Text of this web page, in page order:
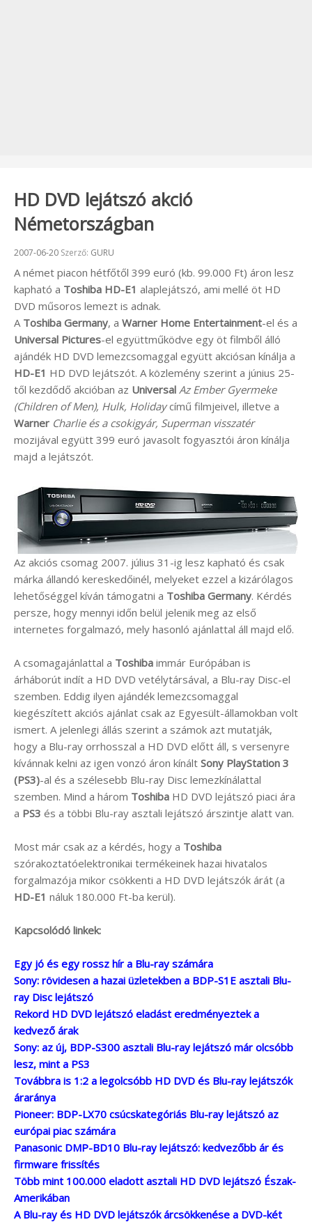
HD DVD lejátszó akció
Németországban
Beküldve:
2007-06-20 Szerző: GURU
A német piacon hétfőtől 399 euró (kb. 99.000 Ft) áron lesz
kapható a Toshiba HD-E1 alaplejátszó, ami mellé öt HD
DVD műsoros lemezt is adnak.
A Toshiba Germany, a Warner Home Entertainment-el és a
Universal Pictures-el együttműködve egy öt filmből álló
ajándék HD DVD lemezcsomaggal együtt akciósan kínálja a
HD-E1 HD DVD lejátszót. A közlemény szerint a június 25-
től kezdődő akcióban az Universal Az Ember Gyermeke
(Children of Men), Hulk, Holidaycímű filmjeivel, illetve a
Warner Charlie és a csokigyár, Superman visszatér
mozijával együtt 399 euró javasolt fogyasztói áron kínálja
majd a lejátszót.
Az akciós csomag 2007. július 31-ig lesz kapható és csak
márka állandó kereskedőinél, melyeket ezzel a kizárólagos
lehetőséggel kíván támogatni a Toshiba Germany. Kérdés
persze, hogy mennyi időn belül jelenik meg az első
internetes forgalmazó, mely hasonló ajánlattal áll majd elő.
A csomagajánlattal a Toshiba immár Európában is
árháborút indít a HD DVD vetélytársával, a Blu-ray Disc-el
szemben. Eddig ilyen ajándék lemezcsomaggal
kiegészített akciós ajánlat csak az Egyesült-államokban volt
ismert. A jelenlegi állás szerint a számok azt mutatják,
hogy a Blu-ray orrhosszal a HD DVD előtt áll, s versenyre
kívánnak kelni az igen vonzó áron kínált Sony PlayStation 3
(PS3)-al és a szélesebb Blu-ray Disc lemezkínálattal
szemben. Mind a három Toshiba HD DVD lejátszó piaci ára
a PS3 és a többi Blu-ray asztali lejátszó árszintje alatt van.
Most már csak az a kérdés, hogy a Toshiba
szórakoztatóelektronikai termékeinek hazai hivatalos
forgalmazója mikor csökkenti a HD DVD lejátszók árát (a
HD-E1 náluk 180.000 Ft-ba kerül).
Kapcsolódó linkek:
Egy jó és egy rossz hír a Blu-ray számára
Sony: rövidesen a hazai üzletekben a BDP-S1E asztali Blu-
ray Disc lejátszó
Rekord HD DVD lejátszó eladást eredményeztek a
kedvező árak
Sony: az új, BDP-S300 asztali Blu-ray lejátszó már olcsóbb
lesz, mint a PS3
Továbbra is 1:2 a legolcsóbb HD DVD és Blu-ray lejátszók
áraránya
Pioneer: BDP-LX70 csúcskategóriás Blu-ray lejátszó az
európai piac számára
Panasonic DMP-BD10 Blu-ray lejátszó: kedvezőbb ár és
firmware frissítés
Több mint 100.000 eladott asztali HD DVD lejátszó Észak-
Amerikában
A Blu-ray és HD DVD lejátszók árcsökkenése a DVD-két